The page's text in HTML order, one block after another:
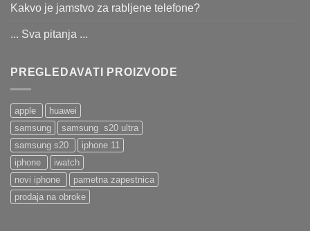
Kakvo je jamstvo za rabljene telefone?
... Sva pitanja ...
PREGLEDAVATI PROIZVODE
apple
huawei
samsung
samsung s20 ultra
samsung s20
iphone 11
iphone
iwatch
novi iphone
pametna zapestnica
prodaja na obroke